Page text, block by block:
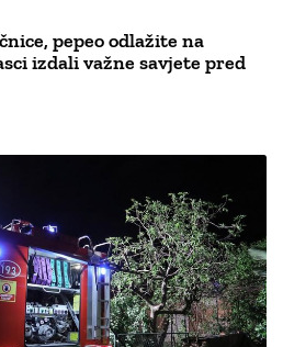
pepeo odlažite na
izdali važne savjete pred